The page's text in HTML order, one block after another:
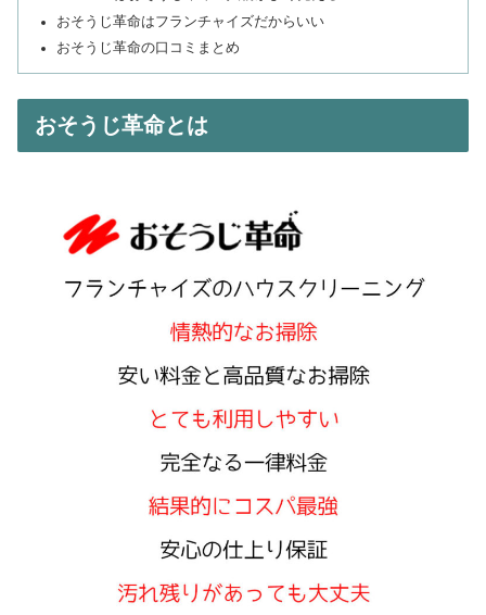
おそうじ革命はフランチャイズだからいい
おそうじ革命の口コミまとめ
おそうじ革命とは